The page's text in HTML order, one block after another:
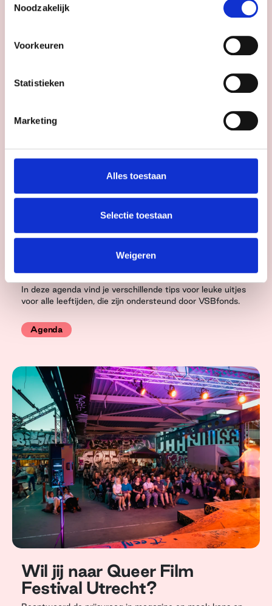
statement. Je kunt je toestemming ook altijd
wijzigen of
Noodzakelijk
Voorkeuren
Statistieken
Marketing
Alles toestaan
Selectie toestaan
Weigeren
Agenda
In deze agenda vind je verschillende tips voor leuke uitjes
voor alle leeftijden, die zijn ondersteund door VSBfonds.
Agenda
Wil jij naar Queer Film
Festival Utrecht?